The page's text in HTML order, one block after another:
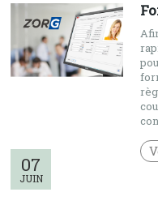
07
JUIN